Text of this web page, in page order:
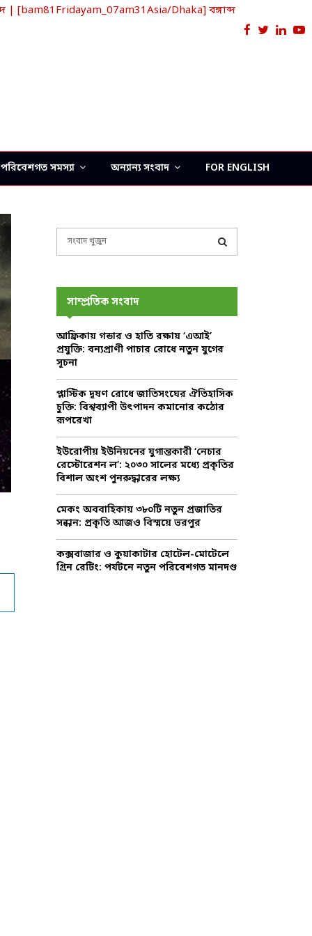
| [bam81Fridayam_07am31Asia/Dhaka] বঙ্গাব্দ
Facebook
Twitter
পরিবেশগত সমস্যা অন্যান্য সংবাদ FOR ENGLISH
o
r
:
R
C
H
সাম্প্রতিক সংবাদ
আফ্রিকায় গন্ডার ও হাতি রক্ষায় ‘এআই’
প্রযুক্তি: বন্যপ্রাণী পাচার রোধে নতুন যুগের
সূচনা
প্লাস্টিক দূষণ রোধে জাতিসংঘের ঐতিহাসিক
চুক্তি: বিশ্বব্যাপী উৎপাদন কমানোর কঠোর
রূপরেখা
ইউরোপীয় ইউনিয়নের যুগান্তকারী ‘নেচার
রেস্টোরেশন ল’: ২০৩০ সালের মধ্যে প্রকৃতির
বিশাল অংশ পুনরুদ্ধারের লক্ষ্য
মেকং অববাহিকায় ৩৮০টি নতুন প্রজাতির
সন্ধান: প্রকৃতি আজও বিস্ময়ে ভরপুর
কক্সবাজার ও কুয়াকাটার হোটেল-মোটেলে
গ্রিন রেটিং: পর্যটনে নতুন পরিবেশগত মানদণ্ড